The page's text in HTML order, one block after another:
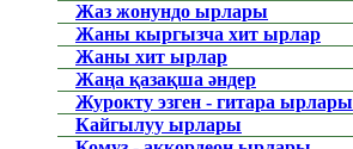
Жаз жонундо ырлары
Жаны кыргызча хит ырлар
Жаны хит ырлар
Жаңа қазақша әндер
Журокту эзген - гитара ырлары
Кайгылуу ырлары